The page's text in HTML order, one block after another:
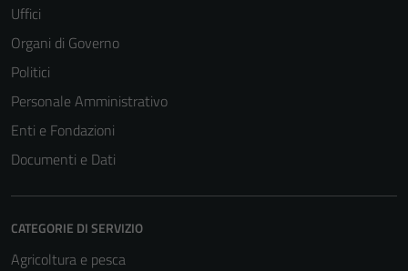
Uffici
Organi di Governo
Politici
Personale Amministrativo
Enti e Fondazioni
Documenti e Dati
CATEGORIE DI SERVIZIO
Agricoltura e pesca